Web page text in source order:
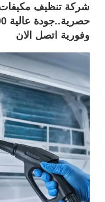
شركة تنظيف
وفورية اتصل الان